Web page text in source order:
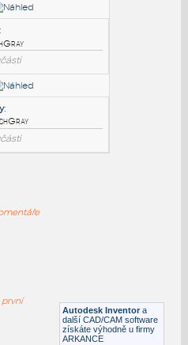
součásti
:
součásti
Autodesk Inventor a
další CAD/CAM software
získáte výhodně u firmy
ARKANCE